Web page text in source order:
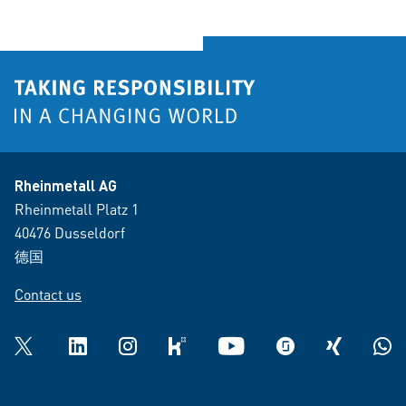
Rheinmetall AG
Rheinmetall Platz 1
40476 Dusseldorf
德国
Contact us
Twitter LinkedInInstagramkununu YouTube glassdoorXING